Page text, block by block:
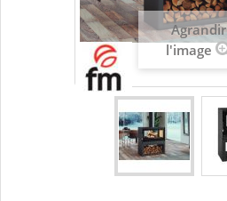
Agrandir
l'image